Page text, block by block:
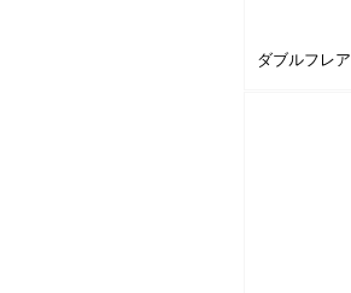
ダブルフレア